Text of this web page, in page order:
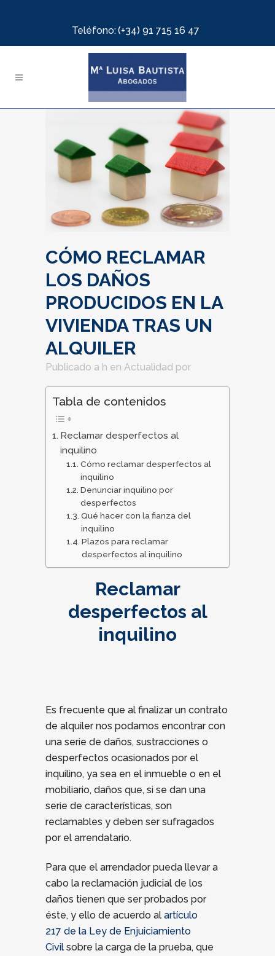
Teléfono:(+34) 91 715 16 47
CÓMO RECLAMAR
LOS DAÑOS
PRODUCIDOS EN LA
VIVIENDA TRAS UN
ALQUILER
Publicado a h en Actualidad por
Tabla de contenidos
Reclamar desperfectos al
inquilino
Cómo reclamar desperfectos al
inquilino
Denunciar inquilino por
desperfectos
Qué hacer con la fianza del
inquilino
Plazos para reclamar
desperfectos al inquilino
Reclamar
desperfectos al
inquilino
Es frecuente que al finalizar un contrato
de alquiler nos podamos encontrar con
una serie de daños, sustracciones o
desperfectos ocasionados por el
inquilino, ya sea en el inmueble o en el
mobiliario, daños que, si se dan una
serie de características, son
reclamables y deben ser sufragados
por el arrendatario.
Para que el arrendador pueda llevar a
cabo la reclamación judicial de los
daños tienen que ser probados por
éste, y ello de acuerdo al artículo
217 de la Ley de Enjuiciamiento
Civil sobre la carga de la prueba, que